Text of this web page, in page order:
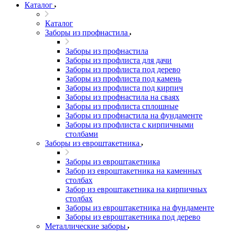
Каталог
Каталог
Заборы из профнастила
Заборы из профнастила
Заборы из профлиста для дачи
Заборы из профлиста под дерево
Заборы из профлиста под камень
Заборы из профлиста под кирпич
Заборы из профнастила на сваях
Заборы из профлиста сплошные
Заборы из профнастила на фундаменте
Заборы из профлиста с кирпичными
столбами
Заборы из евроштакетника
Заборы из евроштакетника
Забор из евроштакетника на каменных
столбах
Забор из евроштакетника на кирпичных
столбах
Заборы из евроштакетника на фундаменте
Заборы из евроштакетника под дерево
Металлические заборы